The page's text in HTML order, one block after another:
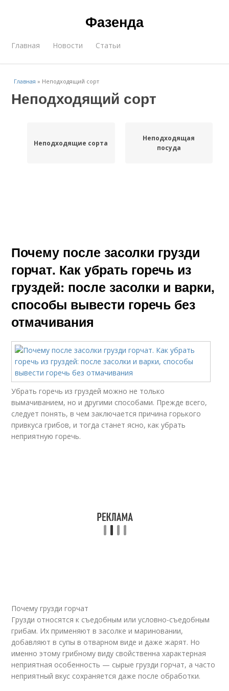
Фазенда
Главная Новости Статьи
Главная » Неподходящий сорт
Неподходящий сорт
Неподходящие сорта
Неподходящая
посуда
Почему после засолки грузди
горчат. Как убрать горечь из
груздей: после засолки и варки,
способы вывести горечь без
отмачивания
Убрать горечь из груздей можно не только
вымачиванием, но и другими способами. Прежде всего,
следует понять, в чем заключается причина горького
привкуса грибов, и тогда станет ясно, как убрать
неприятную горечь.
Почему грузди горчат
Грузди относятся к съедобным или условно-съедобным
грибам. Их применяют в засолке и мариновании,
добавляют в супы в отварном виде и даже жарят. Но
именно этому грибному виду свойственна характерная
неприятная особенность — сырые грузди горчат, а часто
неприятный вкус сохраняется даже после обработки.